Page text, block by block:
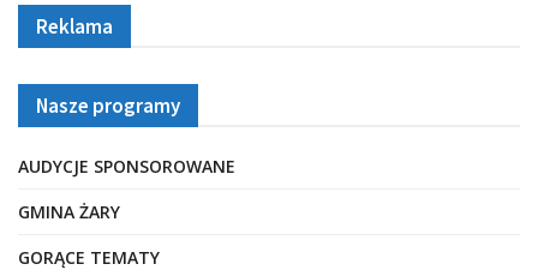
Reklama
Nasze programy
AUDYCJE SPONSOROWANE
GMINA ŻARY
GORĄCE TEMATY